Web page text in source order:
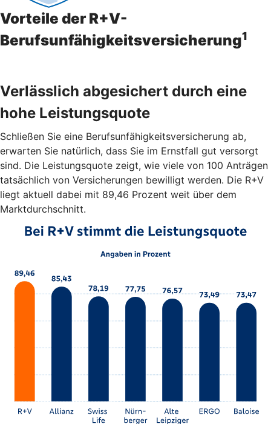
Vorteile der R+V-
Berufsunfähigkeitsversicherung1
Verlässlich abgesichert durch eine
hohe Leistungsquote
Schließen Sie eine Berufsunfähigkeitsversicherung ab,
erwarten Sie natürlich, dass Sie im Ernstfall gut versorgt
sind. Die Leistungsquote zeigt, wie viele von 100 Anträgen
tatsächlich von Versicherungen bewilligt werden. Die R+V
liegt aktuell dabei mit 89,46 Prozent weit über dem
Marktdurchschnitt.